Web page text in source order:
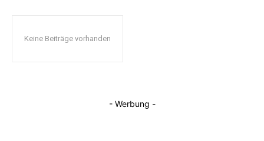
Keine Beiträge vorhanden
- Werbung -